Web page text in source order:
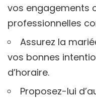
vos engagements
professionnelles
Assurez la
vos bonnes
d’horaire.
Proposez-lui